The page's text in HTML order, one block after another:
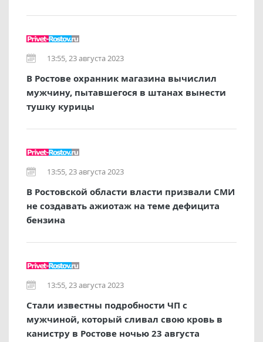
13:55, 23 августа 2023
В Ростове охранник магазина вычислил
мужчину, пытавшегося в штанах вынести
тушку курицы
13:55, 23 августа 2023
В Ростовской области власти призвали СМИ
не создавать ажиотаж на теме дефицита
бензина
13:55, 23 августа 2023
Стали известны подробности ЧП с
мужчиной, который сливал свою кровь в
канистру в Ростове ночью 23 августа